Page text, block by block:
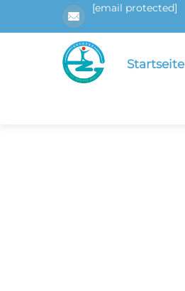
[email protected]
Startseite